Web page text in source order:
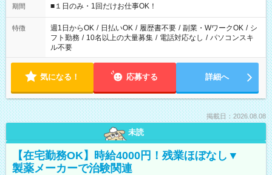
げるお仕事も！ ご希望のお時間に合わせてご紹介！ ※シフトは
ください！
期間 ■１日のみ・1回だけお仕事OK！
特徴 週1日からOK / 日払いOK / 履歴書不要 / 副業・WワークOK / シ
フト勤務 / 10名以上の大量募集 / 電話対応なし / パソコンスキ
ル不要
気になる！ 応募する 詳細へ
掲載日：2026.08.08
未読
【在宅勤務OK】時給4000円！残業ほぼなし▼
製薬メーカーで治験関連